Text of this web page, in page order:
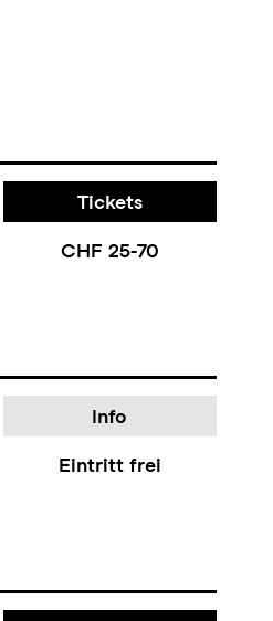
Tickets
CHF 25-70
Info
Eintritt frei